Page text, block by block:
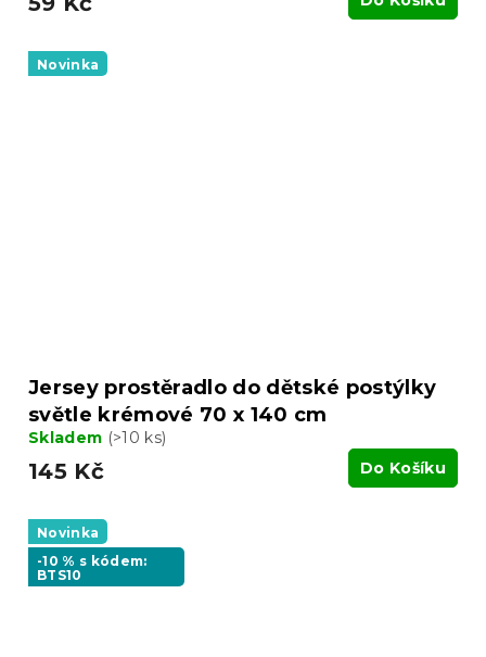
Novinka
Jersey prostěradlo do dětské postýlky
světle krémové 70 x 140 cm
Skladem (>10 ks)
145 Kč Do Košíku
Novinka
-10 % s kódem:
BTS10